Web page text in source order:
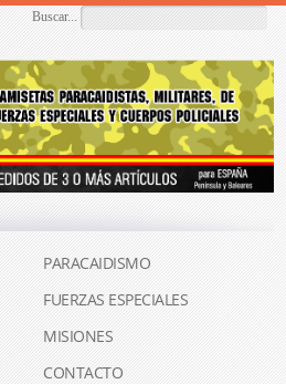
Buscar...
PARACAIDISMO
FUERZAS ESPECIALES
MISIONES
CONTACTO